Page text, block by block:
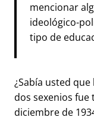
mencionar
ideológico-
tipo de
¿Sabía usted
dos sexenios fue
diciembre de